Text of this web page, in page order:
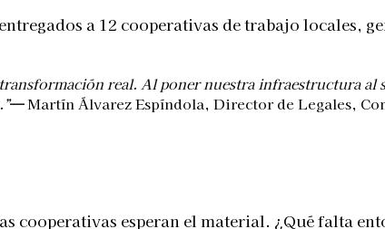
a 12 cooperativas de trabajo locales,
real. Al poner nuestra infraestructura
—Martín Álvarez Espíndola, Director de Legales,
cooperativas esperan el material. ¿Qué falta